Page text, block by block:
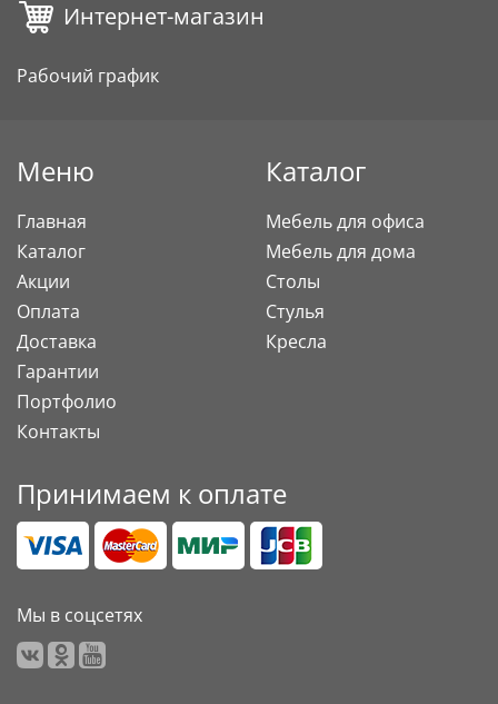
Интернет-магазин
Рабочий график
Меню
Главная
Каталог
Акции
Оплата
Доставка
Гарантии
Портфолио
Контакты
Каталог
Мебель для офиса
Мебель для дома
Столы
Стулья
Кресла
Принимаем к оплате
Мы в соцсетях